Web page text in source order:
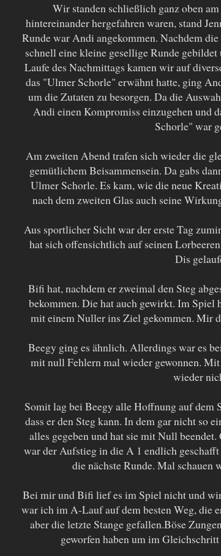
Wir standen schließlich ganz oben
hintereinander hergefahren waren, stand
Runde war Andi angekommen. Nachdem
schnell eine kleine gesellige Runde
Laufe des Nachmittags kamen wir auf
das "Ulmer Schorle" erwähnt hatte, ging
um die Zutaten zu besorgen. Da die
Andi einen Kompromiss einzugehen und
Schorle" war
Am zweiten Abend trafen sich wieder die
gemütlichem Beisammensein. Da gabs
Ulmer Schorle. Es kam, wie die neue
nach dem zweiten Glas auch seine
Aus sportlicher Sicht war der erste Tag
hat sich offensichtlich auf seinen
Dis
Bifi hat, nachdem er zweimal den Steg
bekommen. Die hat auch gewirkt. Im Spiel
mit einem Nuller ins Ziel gekommen. Mir
Beegy ging es ähnlich. Allerdings war es
mit null Fehlern mal wieder gewonnen.
wieder
Somit lag bei Beegy alle Hoffnung auf dem
dass er den Steg kann. In dem gar nicht so
alles gegeben und hat sie mit Null
war der Aufstieg in die A 1 endlich
die nächste Runde. Mal schauen
Bei mir und Bifi lief es im Spiel nicht und
war ich im A-Lauf auf dem besten Weg, die
aber die letzte Stange gefallen.Böse
geworfen haben um im